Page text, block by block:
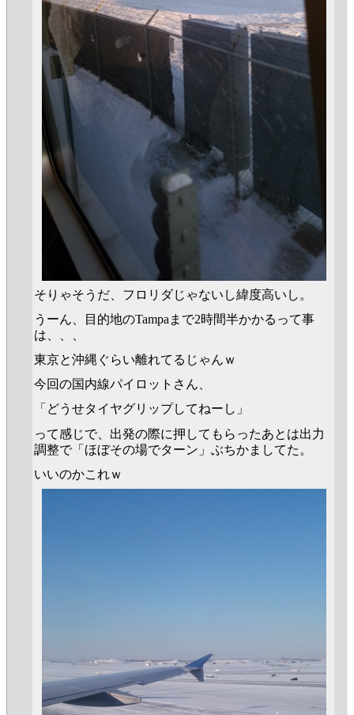
そりゃそうだ、フロリダじゃないし緯度高いし。
うーん、目的地のTampaまで2時間半かかるって事
は、、、
東京と沖縄ぐらい離れてるじゃんｗ
今回の国内線パイロットさん、
「どうせタイヤグリップしてねーし」
って感じで、出発の際に押してもらったあとは出力
調整で「ほぼその場でターン」ぶちかましてた。
いいのかこれｗ